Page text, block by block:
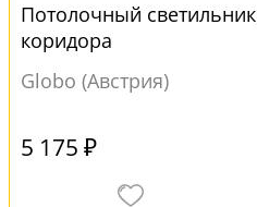
Потолочный
коридора
Globo (Австрия)
5 175 ₽